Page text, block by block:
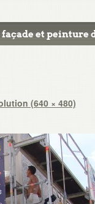
et peinture
(640 × 480)